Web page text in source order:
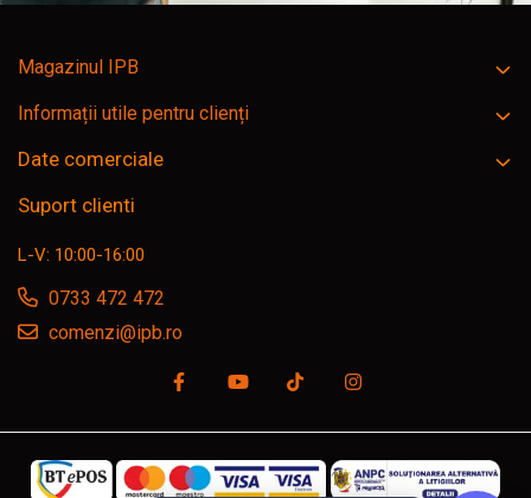
Magazinul IPB
Informații utile pentru clienți
Date comerciale
Suport clienti
L-V: 10:00-16:00
0733 472 472
comenzi@ipb.ro